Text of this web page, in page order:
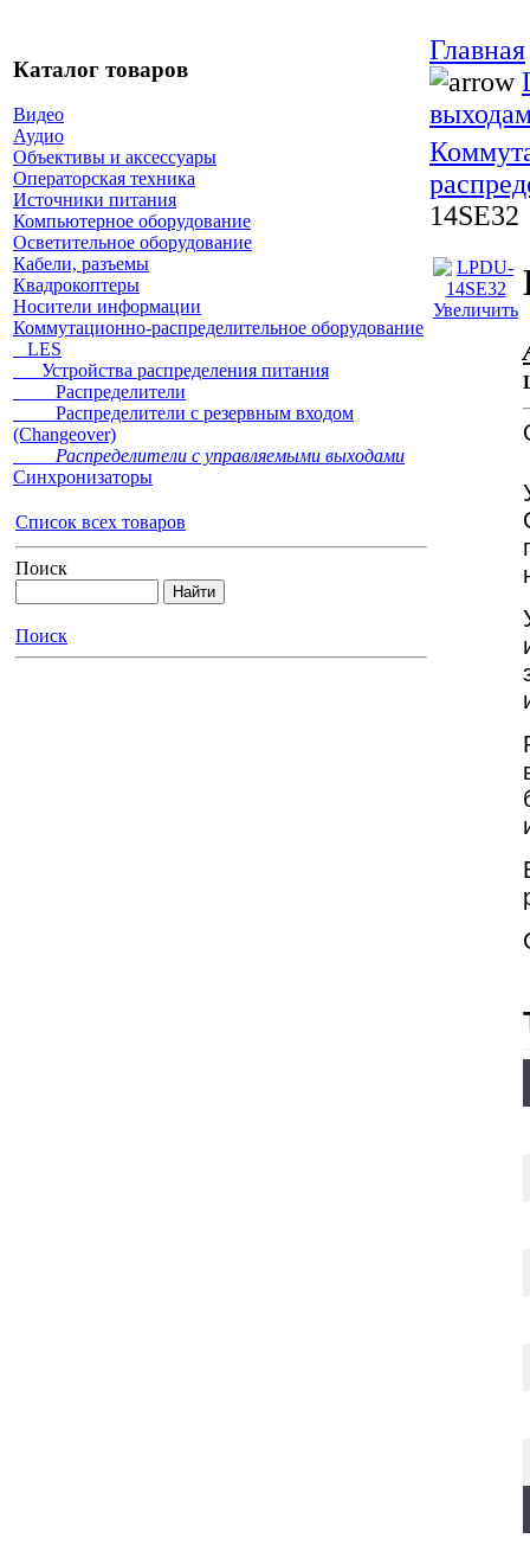
Каталог товаров
Видео
Аудио
Объективы и аксессуары
Операторская техника
Источники питания
Компьютерное оборудование
Осветительное оборудование
Кабели, разъемы
Квадрокоптеры
Носители информации
Коммутационно-распределительное оборудование
LES
Устройства распределения питания
Распределители
Распределители с резервным входом
(Changeover)
Распределители с управляемыми выходами
Синхронизаторы
Список всех товаров
Поиск
Поиск
Главная
14SE32
Увеличить